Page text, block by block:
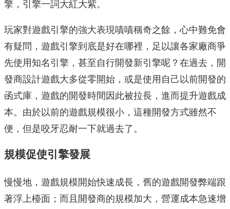
擎，引擎一詞大紅大紫。
玩家對遊戲引擎的強大表現嘖嘖稱奇之餘，心中難免會
有疑問，遊戲引擎到底是好在哪裡，足以讓各家廠商爭
先使用知名引擎，甚至自行開發新引擎呢？在過去，開
發商設計遊戲大多從零開始，或是使用自己以前開發的
函式庫，遊戲的開發時間因此被拉長，進而提升遊戲成
本。由於以前的遊戲規模很小，這種開發方式雖然不
便，但是咬牙忍耐一下就過去了。
規模促使引擎發展
慢慢地，遊戲規模開始快速成長，舊的遊戲開發弊端跟
著浮上檯面；而且開發商的規模加大，營運成本急速增